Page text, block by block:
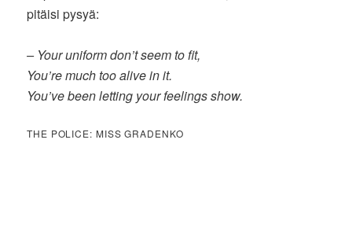
pitäisi pysyä:
– Your uniform don’t seem to fit,
You’re much too alive in it.
You’ve been letting your feelings show.
THE POLICE: MISS GRADENKO